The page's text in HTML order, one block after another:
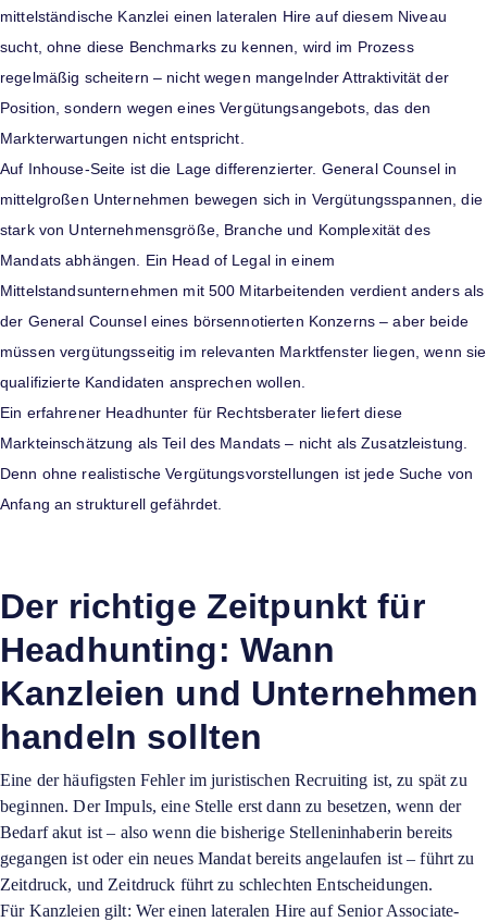
mittelständische Kanzlei einen lateralen Hire auf diesem Niveau
sucht, ohne diese Benchmarks zu kennen, wird im Prozess
regelmäßig scheitern – nicht wegen mangelnder Attraktivität der
Position, sondern wegen eines Vergütungsangebots, das den
Markterwartungen nicht entspricht.
Auf Inhouse-Seite ist die Lage differenzierter. General Counsel in
mittelgroßen Unternehmen bewegen sich in Vergütungsspannen, die
stark von Unternehmensgröße, Branche und Komplexität des
Mandats abhängen. Ein Head of Legal in einem
Mittelstandsunternehmen mit 500 Mitarbeitenden verdient anders als
der General Counsel eines börsennotierten Konzerns – aber beide
müssen vergütungsseitig im relevanten Marktfenster liegen, wenn sie
qualifizierte Kandidaten ansprechen wollen.
Ein erfahrener Headhunter für Rechtsberater liefert diese
Markteinschätzung als Teil des Mandats – nicht als Zusatzleistung.
Denn ohne realistische Vergütungsvorstellungen ist jede Suche von
Anfang an strukturell gefährdet.
Der richtige Zeitpunkt für
Headhunting: Wann
Kanzleien und Unternehmen
handeln sollten
Eine der häufigsten Fehler im juristischen Recruiting ist, zu spät zu
beginnen. Der Impuls, eine Stelle erst dann zu besetzen, wenn der
Bedarf akut ist – also wenn die bisherige Stelleninhaberin bereits
gegangen ist oder ein neues Mandat bereits angelaufen ist – führt zu
Zeitdruck, und Zeitdruck führt zu schlechten Entscheidungen.
Für Kanzleien gilt: Wer einen lateralen Hire auf Senior Associate-